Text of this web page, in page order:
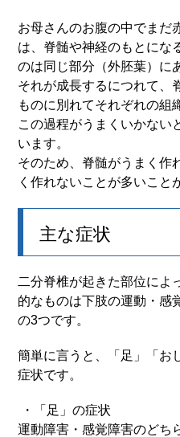
お母さんのお腹の中でまだ
は、脊髄や神経のもとにな
のは同じ部分（外胚葉）に
それが成長するにつれて、
ものに別れてそれぞれの組
この過程がうまくいかない
います。
そのため、脊髄がうまく作
く作れないことが多いこと
主な症状
二分脊椎が起きた部位によ
的なものは下肢の運動・感
の3つです。
簡単に言うと、「足」「お
症状です。
・「足」の症状
運動障害・感覚障害のどち